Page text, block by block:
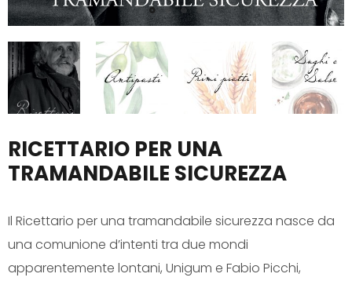
RICETTARIO PER UNA
TRAMANDABILE SICUREZZA
Il Ricettario per una tramandabile sicurezza nasce da
una comunione d’intenti tra due mondi
apparentemente lontani, Unigum e Fabio Picchi,